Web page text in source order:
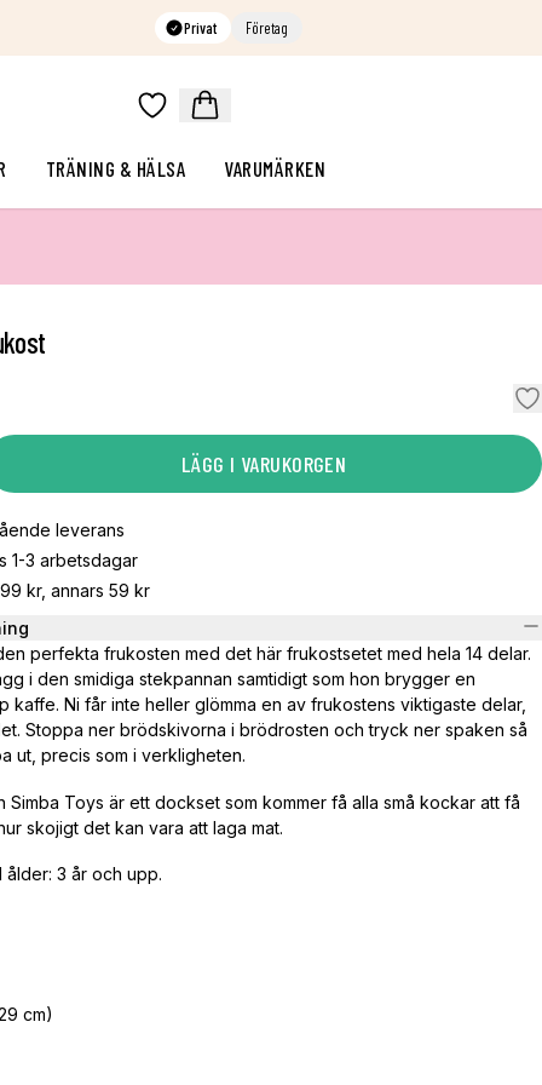
Privat Företag
TRÄNING & HÄLSA VARUMÄRKEN
LÄGG I VARUKORGEN
leverans
1-3 arbetsdagar
kr, annars 59 kr
perfekta frukosten med det här frukostsetet med hela 14 delar.
i den smidiga stekpannan samtidigt som hon brygger en
kaffe. Ni får inte heller glömma en av frukostens viktigaste delar,
Stoppa ner brödskivorna i brödrosten och tryck ner spaken så
ut, precis som i verkligheten.
Simba Toys är ett dockset som kommer få alla små kockar att få
skojigt det kan vara att laga mat.
ålder: 3 år och upp.
cm)